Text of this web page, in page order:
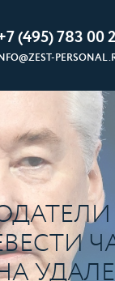
(495) 783 00